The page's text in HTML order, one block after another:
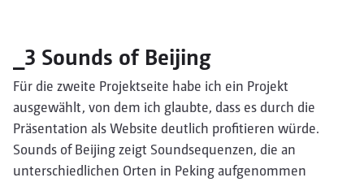
_3 Sounds of Beijing
Für die zweite Projektseite habe ich ein Projekt
ausgewählt, von dem ich glaubte, dass es durch die
Präsentation als Website deutlich profitieren würde.
Sounds of Beijing zeigt Soundsequenzen, die an
unterschiedlichen Orten in Peking aufgenommen